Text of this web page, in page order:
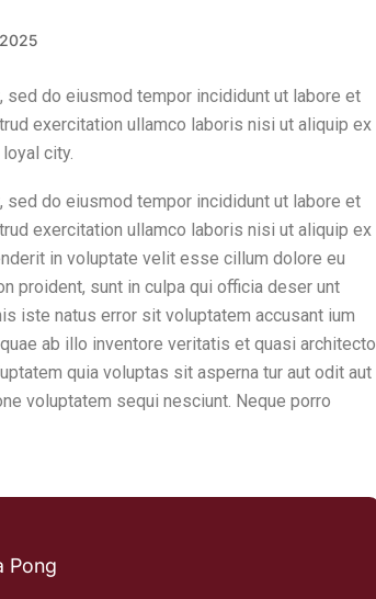
do eiusmod tempor incididunt ut labore et
exercitation ullamco laboris nisi ut aliquip ex
city.
do eiusmod tempor incididunt ut labore et
exercitation ullamco laboris nisi ut aliquip ex
in voluptate velit esse cillum dolore eu
proident, sunt in culpa qui officia deser unt
iste natus error sit voluptatem accusant ium
ab illo inventore veritatis et quasi architecto
quia voluptas sit asperna tur aut odit aut
voluptatem sequi nesciunt. Neque porro
Pong